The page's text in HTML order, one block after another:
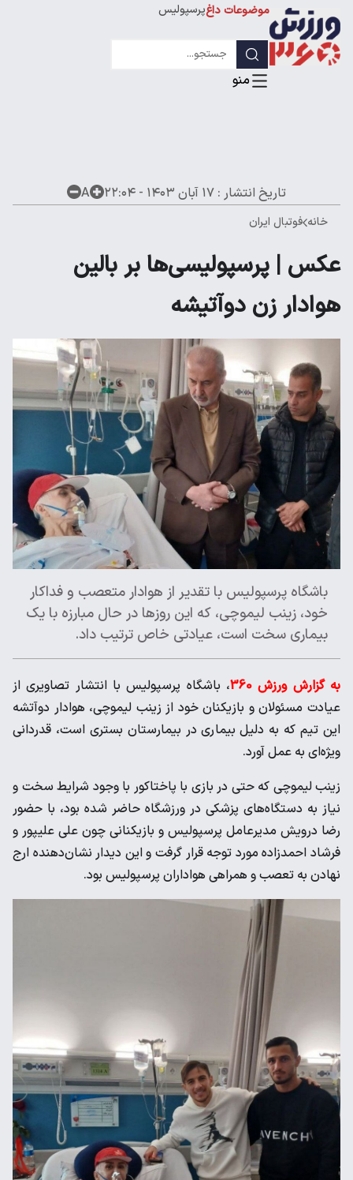
موضوعات داغپرسپولیس
لیگ قهرمانان
تاریخ انتشار : ۱۷ آبان ۱۴۰۳ - ۲۲:۰۴ A
خانه فوتبال ایران
عکس | پرسپولیسی‌ها بر بالین
هوادار زن دوآتیشه
باشگاه پرسپولیس با تقدیر از هوادار متعصب و فداکار
خود، زینب لیموچی، که این روزها در حال مبارزه با یک
بیماری سخت است، عیادتی خاص ترتیب داد.
به گزارش ورزش 360
، باشگاه پرسپولیس با انتشار تصاویری از
عیادت مسئولان و بازیکنان خود از زینب لیموچی، هوادار دوآتشه
این تیم که به دلیل بیماری در بیمارستان بستری است، قدردانی
ویژه‌ای به عمل آورد.
زینب لیموچی که حتی در بازی با پاختاکور با وجود شرایط سخت و
نیاز به دستگاه‌های پزشکی در ورزشگاه حاضر شده بود، با حضور
رضا درویش مدیرعامل پرسپولیس و بازیکنانی چون علی علیپور و
فرشاد احمدزاده مورد توجه قرار گرفت و این دیدار نشان‌دهنده ارج
نهادن به تعصب و همراهی هواداران پرسپولیس بود.